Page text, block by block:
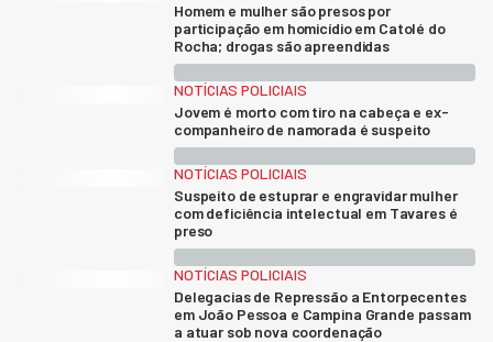
Homem e mulher são presos por
participação em homicídio em Catolé do
Rocha; drogas são apreendidas
NOTÍCIAS POLICIAIS
Jovem é morto com tiro na cabeça e ex-
companheiro de namorada é suspeito
NOTÍCIAS POLICIAIS
Suspeito de estuprar e engravidar mulher
com deficiência intelectual em Tavares é
preso
NOTÍCIAS POLICIAIS
Delegacias de Repressão a Entorpecentes
em João Pessoa e Campina Grande passam
a atuar sob nova coordenação